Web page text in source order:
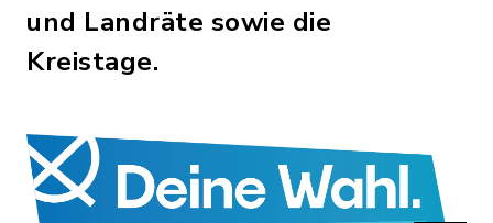
und Landräte sowie die
Kreistage.